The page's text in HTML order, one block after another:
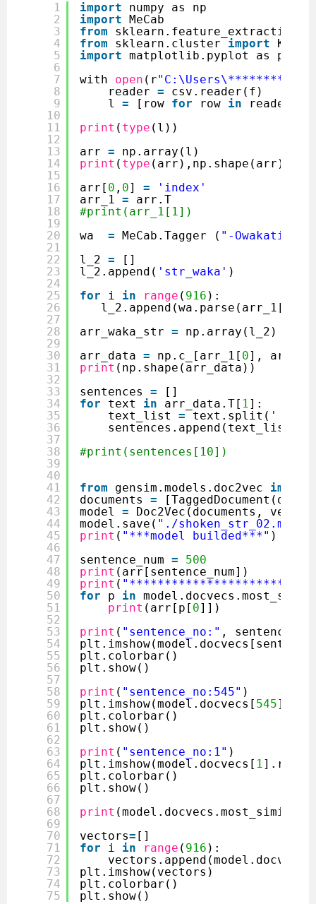
1
2
3
4
5
6
7
8
9
10
11
12
13
14
15
16
17
18
19
20
21
22
23
24
25
26
27
28
29
30
31
32
33
34
35
36
37
38
39
40
41
42
43
44
45
46
47
48
49
50
51
52
53
54
55
56
57
58
59
60
61
62
63
64
65
66
67
68
69
70
71
72
73
74
75
import
numpy as np
import MeCab
from
from
sklearn.cluster import
import matplotlib.pyplot as plt
with open (r
reader =
csv.reader(f)
l = [row for row in
reader]
print ( type (l))
arr =
np.array(l)
print ( type (arr),np.shape(arr))
arr[ 0 , 0] =
'index'
arr_1 =
arr.T
#print(arr_1[1])
wa = MeCab.Tagger ( "-Owakati  -
l_2 =
[]
l_2.append( 'str_waka' )
for
i in range ( 916 ):
l_2.append(wa.parse(arr_1[
arr_waka_str =
np.array(l_2)
arr_data = np.c_[arr_1[ 0],
print (np.shape(arr_data))
sentences =
[]
for
text in arr_data.T[ 1]:
text_list = text.split( ' '
sentences.append(text_list)
#print(sentences[10])
from gensim.models.doc2vec import
documents =
model =
Doc2Vec(documents,
model.save( "./
print ( "***model builded***" )
sentence_num =
500
print (arr[sentence_num])
print ( "**********************以下
for
p in
print (arr[p[ 0]])
print ( "sentence_no:" ,
plt.colorbar()
plt.show()
print ( "sentence_no:545" )
plt.imshow(model.docvecs[ 545
plt.colorbar()
plt.show()
print ( "sentence_no:1" )
plt.imshow(model.docvecs[ 1
plt.colorbar()
plt.show()
print
vectors= []
for
i in range ( 916 ):
plt.imshow(vectors)
plt.colorbar()
plt.show()